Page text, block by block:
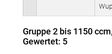
Gruppe 2 bis 1150
Gewertet: 5